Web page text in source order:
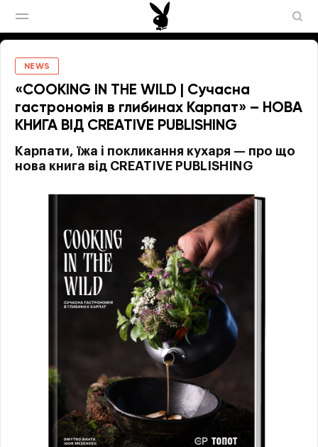
NEWS
«COOKING IN THE WILD | Сучасна
гастрономія в глибинах Карпат» – НОВА
КНИГА ВІД CREATIVE PUBLISHING
Карпати, їжа і покликання кухаря — про що
нова книга від CREATIVE PUBLISHING